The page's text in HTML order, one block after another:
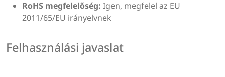
RoHS megfelelőség: Igen, megfelel az EU
2011/65/EU irányelvnek
Felhasználási javaslat